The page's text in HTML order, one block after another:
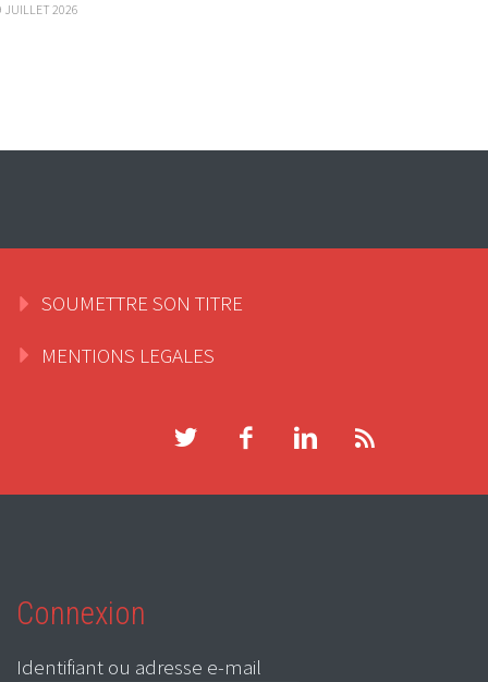
JUILLET 2026
SOUMETTRE SON TITRE
MENTIONS LEGALES
Connexion
Identifiant ou adresse e-mail